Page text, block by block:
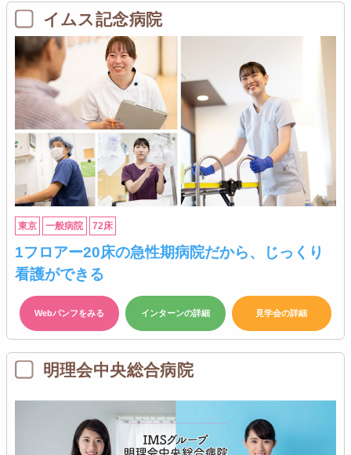
イムス記念病院
東京 一般病院 72床
1フロアー20床の急性期病院だから、じっくり
看護ができる
Webパンフをみる インターンの詳細 見学会の詳細
明理会中央総合病院